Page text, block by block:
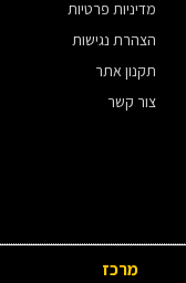
מדיניות פרטיות
הצהרת נגישות
תקנון אתר
צור קשר
מרכז